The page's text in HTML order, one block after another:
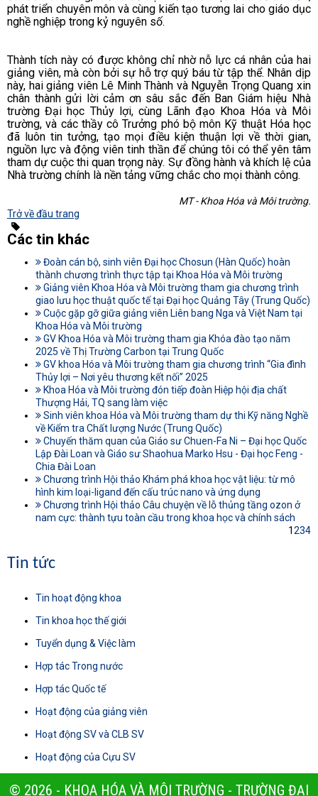
phát triển chuyên môn và cùng kiến tạo tương lai cho giáo dục
nghề nghiệp trong kỷ nguyên số.
Thành tích này có được không chỉ nhờ nỗ lực cá nhân của hai
giảng viên, mà còn bởi sự hỗ trợ quý báu từ tập thể. Nhân dịp
này, hai giảng viên Lê Minh Thành và Nguyễn Trọng Quang xin
chân thành gửi lời cảm ơn sâu sắc đến Ban Giám hiệu Nhà
trường Đại học Thủy lợi, cùng Lãnh đạo Khoa Hóa và Môi
trường, và các thầy cô Trưởng phó bộ môn Kỹ thuật Hóa học
đã luôn tin tưởng, tạo mọi điều kiện thuận lợi về thời gian,
nguồn lực và động viên tinh thần để chúng tôi có thể yên tâm
tham dự cuộc thi quan trọng này. Sự đồng hành và khích lệ của
Nhà trường chính là nền tảng vững chắc cho mọi thành công.
MT - Khoa Hóa và Môi trường.
Trở về đầu trang
Các tin khác
Đoàn cán bộ, sinh viên Đại học Chosun (Hàn Quốc) hoàn
thành chương trình thực tập tại Khoa Hóa và Môi trường
Giảng viên Khoa Hóa và Môi trường tham gia chương trình
giao lưu học thuật quốc tế tại Đại học Quảng Tây (Trung Quốc)
Cuộc gặp gỡ giữa giảng viên Liên bang Nga và Việt Nam tại
Khoa Hóa và Môi trường
GV Khoa Hóa và Môi trường tham gia Khóa đào tạo năm
2025 về Thị Trường Carbon tại Trung Quốc
GV khoa Hóa và Môi trường tham gia chương trình “Gia đình
Thủy lợi – Nơi yêu thương kết nối” 2025
Khoa Hóa và Môi trường đón tiếp đoàn Hiệp hội địa chất
Thượng Hải, TQ sang làm việc
Sinh viên khoa Hóa và Môi trường tham dự thi Kỹ năng Nghề
về Kiểm tra Chất lượng Nước (Trung Quốc)
Chuyến thăm quan của Giáo sư Chuen-Fa Ni – Đại học Quốc
Lập Đài Loan và Giáo sư Shaohua Marko Hsu - Đại học Feng -
Chia Đài Loan
Chương trình Hội thảo Khám phá khoa học vật liệu: từ mô
hình kim loại-ligand đến cấu trúc nano và ứng dụng
Chương trình Hội thảo Câu chuyện về lỗ thủng tầng ozon ở
nam cực: thành tựu toàn cầu trong khoa học và chính sách
1234
Tin tức
Tin hoạt động khoa
Tin khoa học thế giới
Tuyển dụng & Việc làm
Hợp tác Trong nước
Hợp tác Quốc tế
Hoạt động của giảng viên
Hoạt động SV và CLB SV
Hoạt động của Cựu SV
© 2026 - KHOA HÓA VÀ MÔI TRƯỜNG - TRƯỜNG ĐẠI